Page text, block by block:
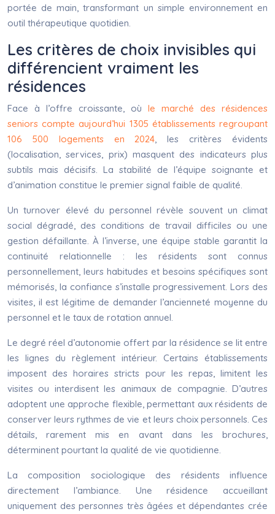
portée de main, transformant un simple environnement en
outil thérapeutique quotidien.
Les critères de choix invisibles qui
différencient vraiment les
résidences
Face à l’offre croissante, où le marché des résidences
seniors compte aujourd’hui 1305 établissements regroupant
106 500 logements en 2024 , les critères évidents
(localisation, services, prix) masquent des indicateurs plus
subtils mais décisifs. La stabilité de l’équipe soignante et
d’animation constitue le premier signal faible de qualité.
Un turnover élevé du personnel révèle souvent un climat
social dégradé, des conditions de travail difficiles ou une
gestion défaillante. À l’inverse, une équipe stable garantit la
continuité relationnelle : les résidents sont connus
personnellement, leurs habitudes et besoins spécifiques sont
mémorisés, la confiance s’installe progressivement. Lors des
visites, il est légitime de demander l’ancienneté moyenne du
personnel et le taux de rotation annuel.
Le degré réel d’autonomie offert par la résidence se lit entre
les lignes du règlement intérieur. Certains établissements
imposent des horaires stricts pour les repas, limitent les
visites ou interdisent les animaux de compagnie. D’autres
adoptent une approche flexible, permettant aux résidents de
conserver leurs rythmes de vie et leurs choix personnels. Ces
détails, rarement mis en avant dans les brochures,
déterminent pourtant la qualité de vie quotidienne.
La composition sociologique des résidents influence
directement l’ambiance. Une résidence accueillant
uniquement des personnes très âgées et dépendantes crée